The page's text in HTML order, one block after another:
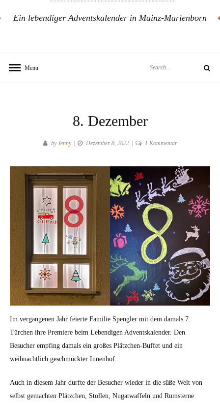
Ein lebendiger Adventskalender in Mainz-Marienborn
Menu Search
8. Dezember
byJenny Dezember 8, 2022 1 Kommentarzu
Im vergangenen Jahr feierte Familie Spengler mit dem damals 7.
Türchen ihre Premiere beim Lebendigen Adventskalender. Den
Besucher empfing damals ein großes Plätzchen-Buffet und ein
weihnachtlich geschmückter Innenhof.
Auch in diesem Jahr durfte der Besucher wieder in die süße Welt von
selbst gemachten Plätzchen, Stollen, Nugatwaffeln und Rumsterne